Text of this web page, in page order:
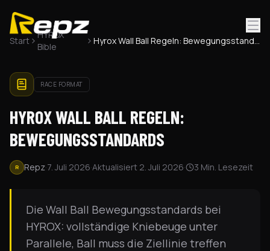
Start
HYROX®
Bible
Hyrox Wall Ball Regeln: Bewegungsstandards
RACE FORMAT
HYROX WALL BALL REGELN:
BEWEGUNGSSTANDARDS
R Repz·7. Juli 2026·Aktualisiert 2. Juli 2026· 3 Min. Lesezeit
Die Wall Ball Bewegungsstandards bei
HYROX: vollständige Kniebeuge unter
Parallele, Ball muss die Ziellinie treffen